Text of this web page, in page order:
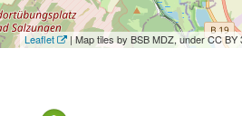
Leaflet | Map tiles by BSB MDZ, under CC